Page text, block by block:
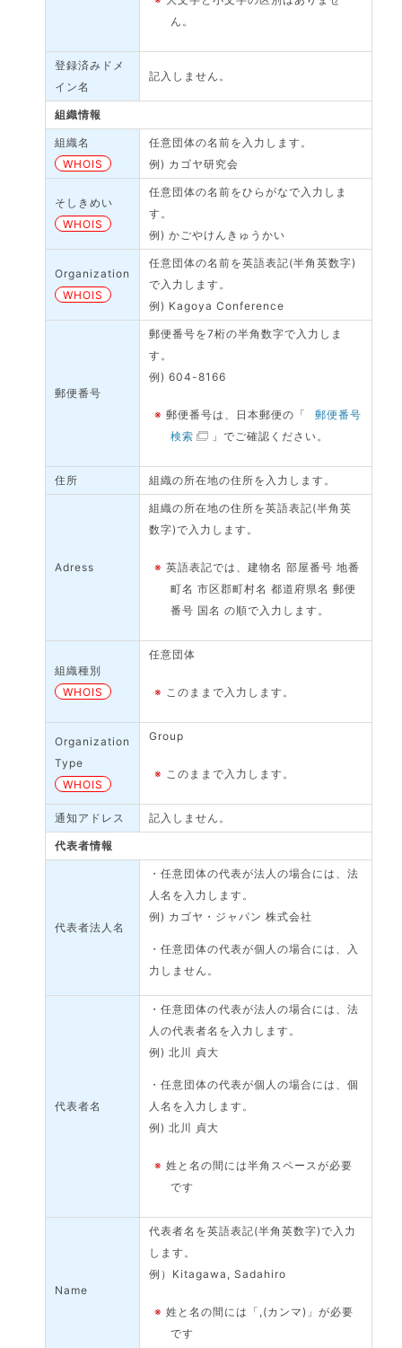
ん。
登録済みドメ
イン名
記入しません。
組織情報
組織名
WHOIS
任意団体の名前を入力します。
例) カゴヤ研究会
そしきめい
WHOIS
任意団体の名前をひらがなで入力しま
す。
例) かごやけんきゅうかい
Organization
WHOIS
任意団体の名前を英語表記(半角英数字)
で入力します。
例) Kagoya Conference
郵便番号
郵便番号を7桁の半角数字で入力しま
す。
例) 604-8166
※郵便番号は、日本郵便の「
郵便番号
検索
」でご確認ください。
住所 組織の所在地の住所を入力します。
Adress
組織の所在地の住所を英語表記(半角英
数字)で入力します。
※英語表記では、建物名 部屋番号 地番
町名 市区郡町村名 都道府県名 郵便
番号 国名 の順で入力します。
組織種別
WHOIS
任意団体
※ このままで入力します。
Organization
Type
WHOIS
Group
※ このままで入力します。
通知アドレス 記入しません。
代表者情報
代表者法人名
・任意団体の代表が法人の場合には、法
人名を入力します。
例) カゴヤ・ジャパン 株式会社
・任意団体の代表が個人の場合には、入
力しません。
代表者名
・任意団体の代表が法人の場合には、法
人の代表者名を入力します。
例) 北川 貞大
・任意団体の代表が個人の場合には、個
人名を入力します。
例) 北川 貞大
※姓と名の間には半角スペースが必要
です
Name
代表者名を英語表記(半角英数字)で入力
します。
例）Kitagawa, Sadahiro
※姓と名の間には「,(カンマ)」が必要
です